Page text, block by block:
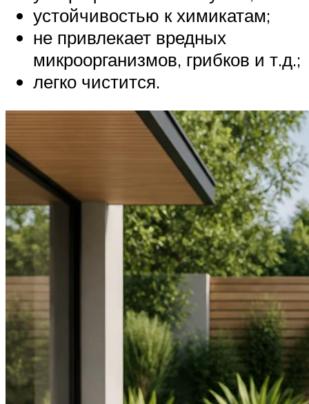
устойчивостью к химикатам;
не привлекает вредных
микроорганизмов, грибков и т.д.;
легко чистится.